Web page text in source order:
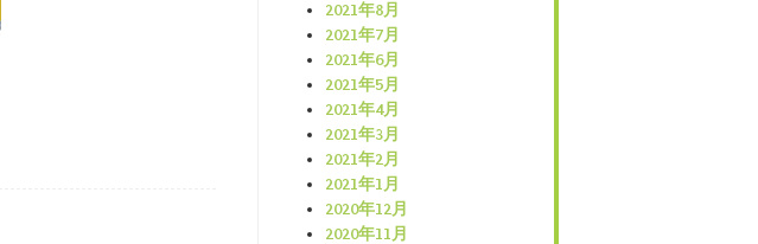
2021年8月
2021年7月
2021年6月
2021年5月
2021年4月
2021年3月
2021年2月
2021年1月
2020年12月
2020年11月